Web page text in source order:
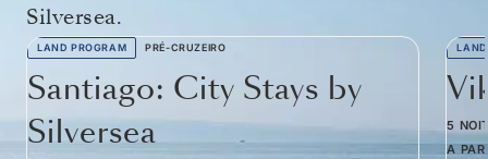
Silversea.
LAND PROGRAM PRÉ-CRUZEIRO
Santiago: City Stays by
Silversea
5
A